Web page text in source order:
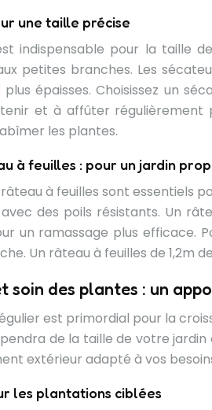
une taille précise
indispensable pour la taille
petites branches. Les
épaisses. Choisissez un
et à affûter régulièrement
les plantes.
à feuilles : pour un jardin
à feuilles sont essentiels
des poils résistants. Un
un ramassage plus efficace.
Un râteau à feuilles de 1,2m
soin des plantes : un
est primordial pour la
de la taille de votre
extérieur adapté à vos
les plantations ciblées